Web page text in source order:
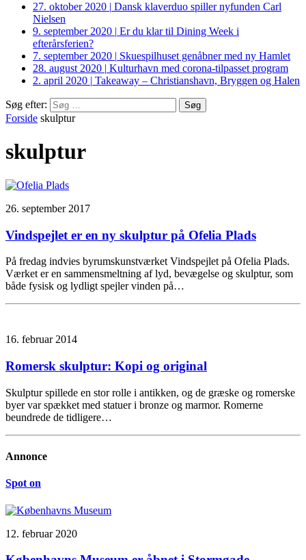
27. oktober 2020 | Dansk klaverduo spiller nyfunden Carl
Nielsen
9. september 2020 | Er du klar til Dining Week i
efterårsferien?
7. september 2020 | Skuespilhuset genåbner med ny Hamlet
28. august 2020 | Kulturhavn med corona-tilpasset program
2. april 2020 | Takeaway – Christianshavn, Bryggen og Halen
Søg efter:
Forside skulptur
skulptur
26. september 2017
Vindspejlet er en ny skulptur på Ofelia Plads
På fredag indvies byrumskunstværket Vindspejlet på Ofelia Plads.
Værket er en sammensmeltning af lyd, bevægelse og skulptur, som
både fysisk og lydligt spejler vinden på…
16. februar 2014
Romersk skulptur: Kopi og original
Skulptur spillede en stor rolle i antikken, og de græske og romerske
byer var spækket med statuer i bronze og marmor. Romerne
beundrede de tidligere…
Annonce
Spot on
12. februar 2020